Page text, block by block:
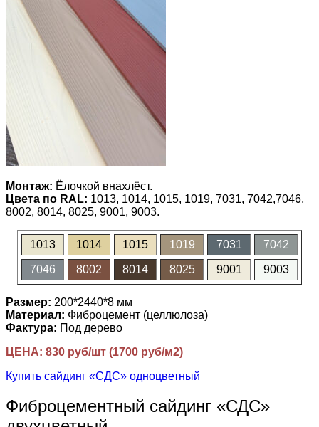
Монтаж: Ёлочкой внахлёст.
Цвета по RAL: 1013, 1014, 1015, 1019, 7031, 7042,7046,
8002, 8014, 8025, 9001, 9003.
1013 1014 1015 1019 7031 7042
7046 8002 8014 8025 9001 9003
Размер: 200*2440*8 мм
Материал: Фиброцемент (целлюлоза)
Фактура: Под дерево
ЦЕНА: 830 руб/шт (1700 руб/м2)
Купить сайдинг «СДС» одноцветный
Фиброцементный сайдинг «СДС»